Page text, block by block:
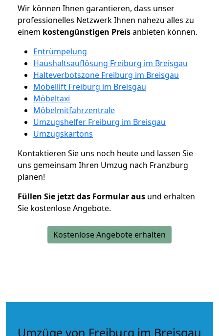
Wir können Ihnen garantieren, dass unser
professionelles Netzwerk Ihnen nahezu alles zu
einem kostengünstigen Preisanbieten können.
Entrümpelung
Haushaltsauflösung Freiburg im Breisgau
Halteverbotszone Freiburg im Breisgau
Möbellift Freiburg im Breisgau
Möbeltaxi
Möbelmitfahrzentrale
Umzugshelfer Freiburg im Breisgau
Umzugskartons
Kontaktieren Sie uns noch heute und lassen Sie
uns gemeinsam Ihren Umzug nach Franzburg
planen!
Füllen Sie jetzt das Formular aus und erhalten
Sie kostenlose Angebote.
Kostenlose Angebote erhalten
Umzüge von Freiburg im Breisgau